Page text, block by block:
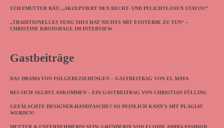
STIEFMUTTER RÄT: „AKZEPTIERT DEN RECHT- UND PFLICHTLOSEN STATUS!“
„TRADITIONELLES FENG SHUI HAT NICHTS MIT ESOTERIK ZU TUN“ –
CHRISTINE KRONSHAGE IM INTERVIEW
Gastbeiträge
DAS DRAMA VON FOLGEBEZIEHUNGEN – GASTBEITRAG VON EL MAYA
BEI SICH SELBST ANKOMMEN – EIN GASTBEITRAG VON CHRISTIAN FÜLLING
GEFÄLSCHTE DESIGNER-HANDTASCHE? SO PEINLICH KANN`S MIT PLAGIAT
WERDEN!